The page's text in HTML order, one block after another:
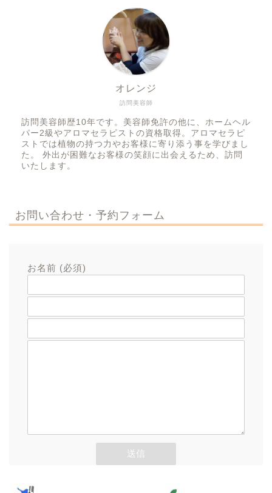
訪問美容師
オレンジ
訪問美容師歴10年です。美容師免許の他に、ホームヘル
パー2級やアロマセラピストの資格取得。アロマセラピ
ストでは植物の持つ力やお客様に寄り添う事を学びまし
た。 外出が困難なお客様の笑顔に出会えるため、訪問
いたします。
お問い合わせ・予約フォーム
お名前 (必須)